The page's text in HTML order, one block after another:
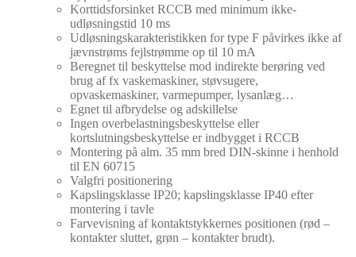
Korttidsforsinket RCCB med minimum ikke-
udløsningstid 10 ms
Udløsningskarakteristikken for type F påvirkes ikke af
jævnstrøms fejlstrømme op til 10 mA
Beregnet til beskyttelse mod indirekte berøring ved
brug af fx vaskemaskiner, støvsugere,
opvaskemaskiner, varmepumper, lysanlæg…
Egnet til afbrydelse og adskillelse
Ingen overbelastningsbeskyttelse eller
kortslutningsbeskyttelse er indbygget i RCCB
Montering på alm. 35 mm bred DIN-skinne i henhold
til EN 60715
Valgfri positionering
Kapslingsklasse IP20; kapslingsklasse IP40 efter
montering i tavle
Farvevisning af kontaktstykkernes positionen (rød –
kontakter sluttet, grøn – kontakter brudt).